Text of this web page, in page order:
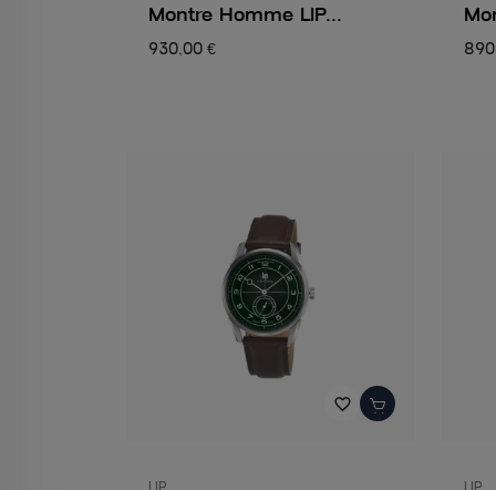
Montre Homme LIP...
930,00 €
favorite_border